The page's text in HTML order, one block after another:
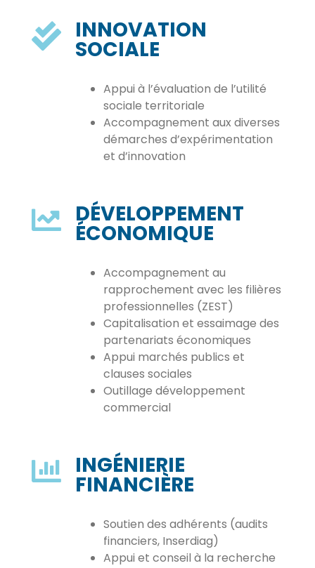
INNOVATION
SOCIALE
Appui à l’évaluation de l’utilité
sociale territoriale
Accompagnement aux diverses
démarches d’expérimentation
et d’innovation
DÉVELOPPEMENT
ÉCONOMIQUE
Accompagnement au
rapprochement avec les filières
professionnelles (ZEST)
Capitalisation et essaimage des
partenariats économiques
Appui marchés publics et
clauses sociales
Outillage développement
commercial
INGÉNIERIE
FINANCIÈRE
Soutien des adhérents (audits
financiers, Inserdiag)
Appui et conseil à la recherche